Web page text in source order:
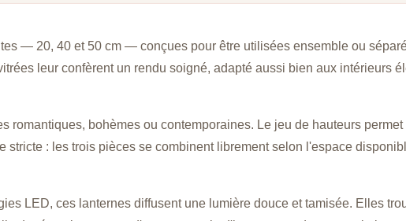
— 20, 40 et 50 cm — conçues pour être utilisées ensemble ou
leur confèrent un rendu soigné, adapté aussi bien aux intérieurs
romantiques, bohèmes ou contemporaines. Le jeu de hauteurs permet
stricte : les trois pièces se combinent librement selon l'espace
LED, ces lanternes diffusent une lumière douce et tamisée. Elles